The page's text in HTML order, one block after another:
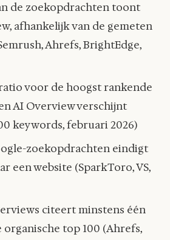
de zoekopdrachten toont
afhankelijk van de gemeten
Ahrefs, BrightEdge,
voor de hoogst rankende
AI Overview verschijnt
keywords, februari 2026)
zoekopdrachten eindigt
een website (SparkToro, VS,
citeert minstens één
top 100 (Ahrefs,